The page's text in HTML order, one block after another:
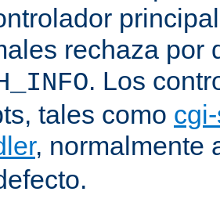
rechaza por
. Los
tales como
, normalmente